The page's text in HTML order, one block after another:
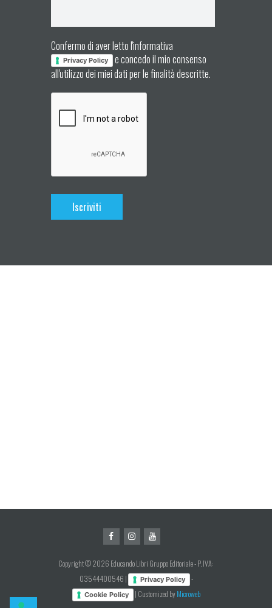
Confermo di aver letto l'informativa
Privacy Policy
e concedo il mio consenso
all'utilizzo dei miei dati per le finalità descritte.
Copyright © 2026 Educando Libri Gruppo Editoriale - P. IVA:
03544400546 |
Privacy Policy -
Cookie Policy | Customized byMicroweb